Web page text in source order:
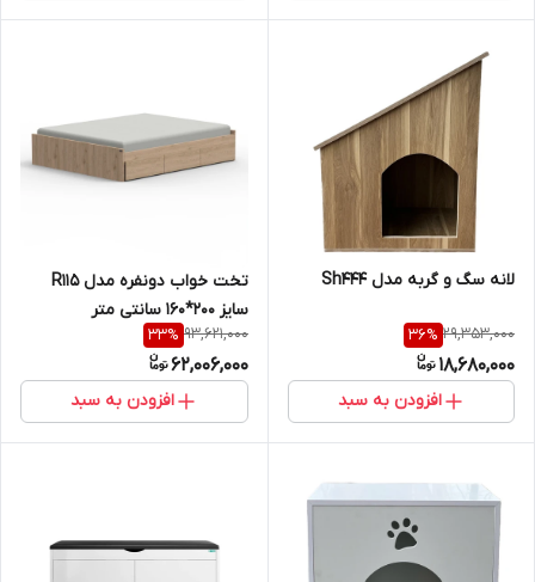
لانه سگ و گربه مدل Sh444
29,353,000
36%
18,680,000
افزودن به سبد
تخت خواب دونفره مدل R115
سایز 200*160 سانتی متر
93,621,000
33%
62,006,000
افزودن به سبد